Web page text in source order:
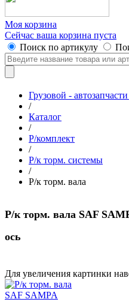
Моя корзина
Сейчас ваша корзина пуста
Поиск по артикулу
Грузовой -
/
Каталог
/
Р/комплект
/
Р/к торм. системы
/
Р/к торм. вала
Р/к торм. вала SAF
ось
Для увеличения картинки